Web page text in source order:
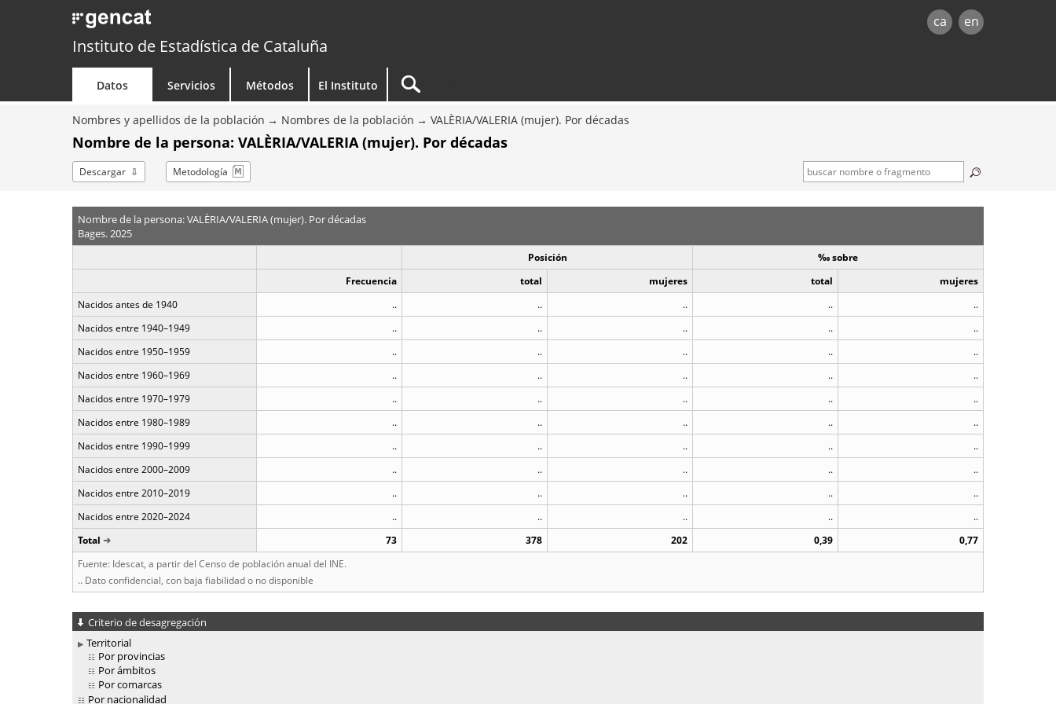
ca en
Instituto de Estadística de Cataluña
Datos Servicios Métodos El Instituto
Nombres y apellidos de la población Nombres de la población VALÈRIA/VALERIA (mujer). Por décadas
Nombre de la persona: VALÈRIA/VALERIA (mujer). Por décadas
Descargar Metodología
Nombre de la persona: VALÈRIA/VALERIA (mujer). Por décadas
Bages. 2025
Posición
‰ sobre
Frecuencia
total mujeres total
mujeres
Nacidos antes de 1940
.. .. .. ..
..
Nacidos entre 1940–1949
.. .. .. ..
..
Nacidos entre 1950–1959
.. .. .. ..
..
Nacidos entre 1960–1969
.. .. .. ..
..
Nacidos entre 1970–1979
.. .. .. ..
..
Nacidos entre 1980–1989
.. .. .. ..
..
Nacidos entre 1990–1999
.. .. .. ..
..
Nacidos entre 2000–2009
.. .. .. ..
..
Nacidos entre 2010–2019
.. .. .. ..
..
Nacidos entre 2020–2024
.. .. .. ..
..
Total
73 378 202 0,39
0,77
Fuente: Idescat, a partir del Censo de población anual del INE.
.. Dato confidencial, con baja fiabilidad o no disponible
Criterio de desagregación
Territorial
Por provincias
Por ámbitos
Por comarcas
Por nacionalidad